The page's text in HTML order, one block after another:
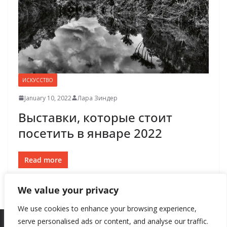
We value your privacy
We use cookies to enhance your browsing experience,
serve personalised ads or content, and analyse our traffic.
ИСКУССТВО
January 10, 2022 Лара Зиндер
Выставки, которые стоит
посетить в январе 2022
Read more